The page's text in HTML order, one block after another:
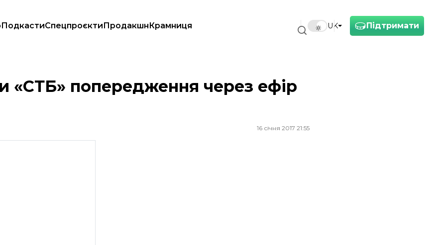
Підтримати
UK
ПодкастиСпецпроєктиПродакшнКрамниця
РФ
«СТБ» попередження через ефір
16 січня 2017 21:55